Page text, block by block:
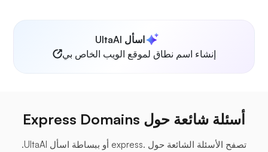
اسأل UltaAI
إنشاء اسم نطاق لموقع الويب الخاص بي
أسئلة شائعة حول Express Domains
تصفح الأسئلة الشائعة حول .express أو ببساطة اسأل UltaAI.